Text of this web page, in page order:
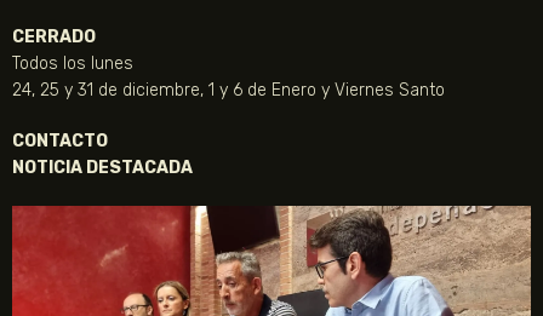
CERRADO
Todos los lunes
24, 25 y 31 de diciembre, 1 y 6 de Enero y Viernes Santo
CONTACTO
NOTICIA DESTACADA